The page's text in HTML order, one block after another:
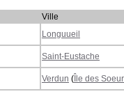
Ville
Longuueil
Saint-Eustache
Verdun (Île des